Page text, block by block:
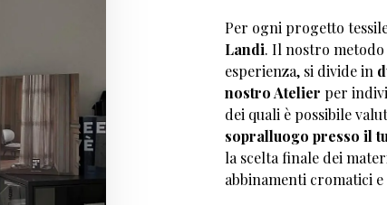
Per ogni progetto
Landi. Il nostro
esperienza, si divide in
nostro Atelier per
dei quali è possibile
sopralluogo presso il
la scelta finale dei
abbinamenti cromatici